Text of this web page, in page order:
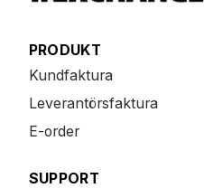
PRODUKT
Kundfaktura
Leverantörsfaktura
E-order
SUPPORT